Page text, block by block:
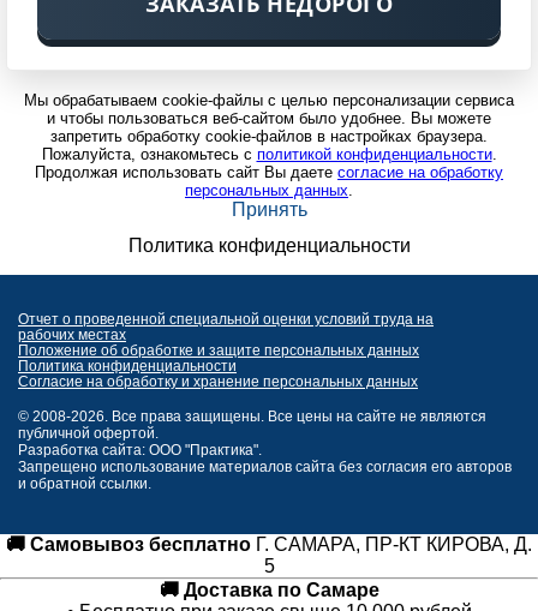
Мы обрабатываем cookie-файлы с целью персонализации сервиса
и чтобы пользоваться веб-сайтом было удобнее. Вы можете
запретить обработку cookie-файлов в настройках браузера.
Пожалуйста, ознакомьтесь с политикой конфиденциальности.
Продолжая использовать сайт Вы даете согласие на обработку
персональных данных.
Принять
Политика конфиденциальности
Отчет о проведенной специальной оценки условий труда на
рабочих местах
Положение об обработке и защите персональных данных
Политика конфиденциальности
Согласие на обработку и хранение персональных данных
© 2008-2026. Все права защищены. Все цены на сайте не являются
публичной офертой.
Разработка сайта: ООО "Практика".
Запрещено использование материалов сайта без согласия его авторов
и обратной ссылки.
🚚 Самовывоз бесплатно Г. САМАРА, ПР-КТ КИРОВА, Д.
5
🚚 Доставка по Самаре